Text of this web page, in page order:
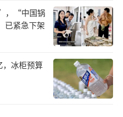
作，不发生冲窜货等违
证金问题。一些新品种
。
规模，就给公司管理层
，“中国锅
已紧急下架
，冰柜预算